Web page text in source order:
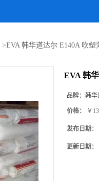
>EVA 韩华道达尔 E140A 吹
EVA 韩
品牌： 韩华
价格： ￥
发布日期：
更新日期：